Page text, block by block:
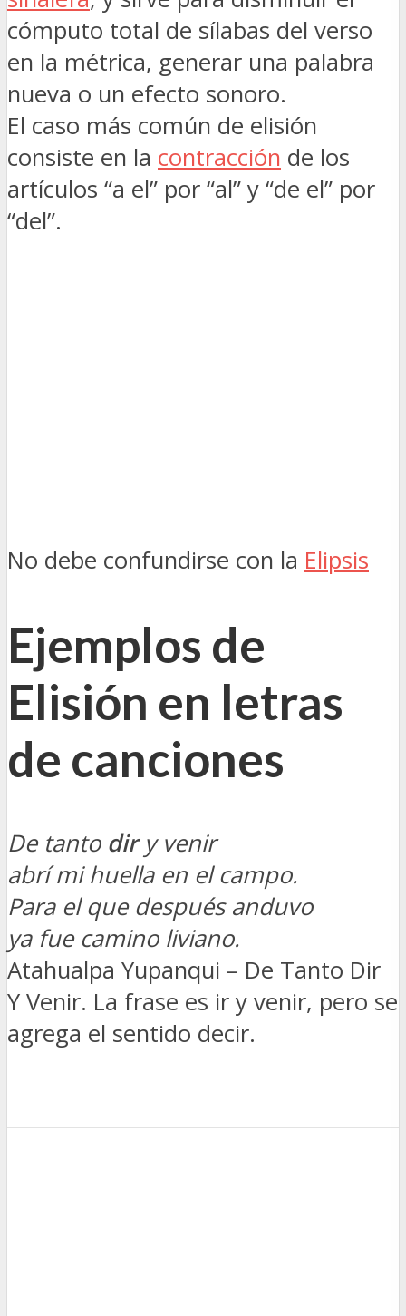
cómputo total de sílabas del verso
en la métrica, generar una palabra
nueva o un efecto sonoro.
El caso más común de elisión
consiste en la contracción de los
artículos “a el” por “al” y “de el” por
“del”.
No debe confundirse con la Elipsis
Ejemplos de
Elisión en letras
de canciones
De tanto diry venir
abrí mi huella en el campo.
Para el que después anduvo
ya fue camino liviano.
Atahualpa Yupanqui – De Tanto Dir
Y Venir. La frase es ir y venir, pero se
agrega el sentido decir.